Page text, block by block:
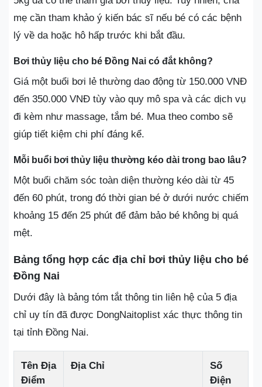
mẹ cần tham khảo ý kiến bác sĩ nếu bé có các bệnh
lý về da hoặc hô hấp trước khi bắt đầu.
Bơi thủy liệu cho bé Đồng Nai có đắt không?
Giá một buổi bơi lẻ thường dao động từ 150.000 VNĐ
đến 350.000 VNĐ tùy vào quy mô spa và các dịch vụ
đi kèm như massage, tắm bé. Mua theo combo sẽ
giúp tiết kiệm chi phí đáng kể.
Mỗi buổi bơi thủy liệu thường kéo dài trong bao lâu?
Một buổi chăm sóc toàn diện thường kéo dài từ 45
đến 60 phút, trong đó thời gian bé ở dưới nước chiếm
khoảng 15 đến 25 phút để đảm bảo bé không bị quá
mệt.
Bảng tổng hợp các địa chỉ bơi thủy liệu cho bé
Đồng Nai
Dưới đây là bảng tóm tắt thông tin liên hệ của 5 địa
chỉ uy tín đã được DongNaitoplist xác thực thông tin
tại tỉnh Đồng Nai.
Tên Địa
Điểm
Địa Chỉ
Số
Điện